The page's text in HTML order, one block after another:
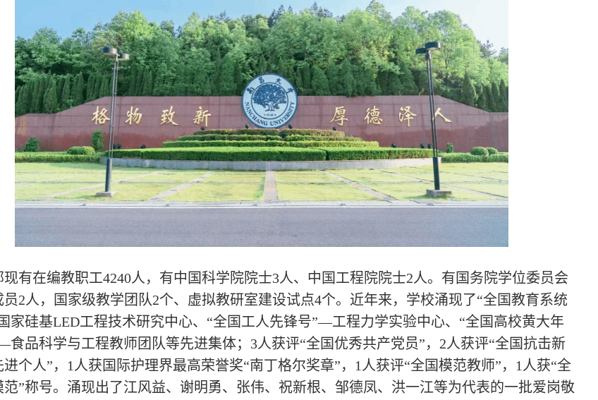
现有在编教职工4240人，有中国科学院院士3人、中国工程院院士2人。有国务院学位委员会
2人，国家级教学团队2个、虚拟教研室建设试点4个。近年来，学校涌现了“全国教育系统
家硅基LED工程技术研究中心、“全国工人先锋号”—工程力学实验中心、“全国高校黄大年
食品科学与工程教师团队等先进集体；3人获评“全国优秀共产党员”，2人获评“全国抗击新
个人”，1人获国际护理界最高荣誉奖“南丁格尔奖章”，1人获评“全国模范教师”，1人获“全
范”称号。涌现出了江风益、谢明勇、张伟、祝新根、邹德凤、洪一江等为代表的一批爱岗敬